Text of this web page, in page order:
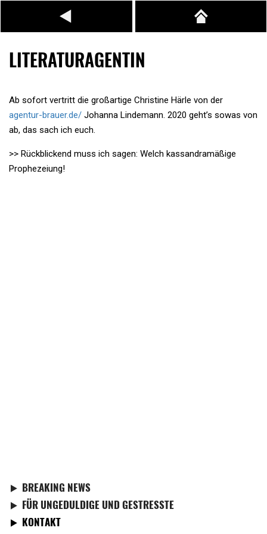
LITERATURAGENTIN
Ab sofort vertritt die großartige Christine Härle von der
agentur-brauer.de/ Johanna Lindemann. 2020 geht’s sowas von
ab, das sach ich euch.
>> Rückblickend muss ich sagen: Welch kassandramäßige
Prophezeiung!
BREAKING NEWS
FÜR UNGEDULDIGE UND GESTRESSTE
KONTAKT